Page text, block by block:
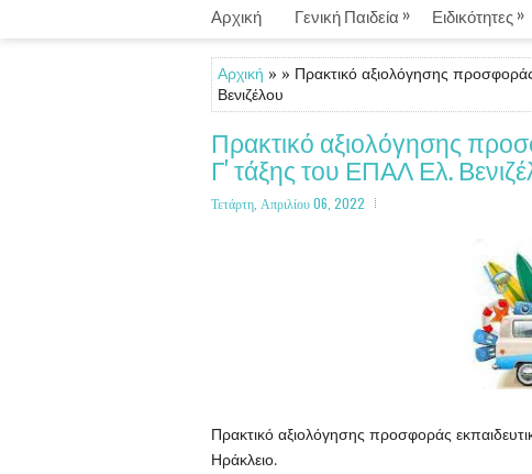
Αρχική Γενική Παιδεία » Ειδικότητες»
Αρχική » » Πρακτικό αξιολόγησης
Βενιζέλου
Πρακτικό αξιολόγησης
Γ' τάξης του ΕΠΑΛ Ελ.
Τετάρτη, Απριλίου 06, 2022
Πρακτικό αξιολόγησης προσφοράς
Ηράκλειο.